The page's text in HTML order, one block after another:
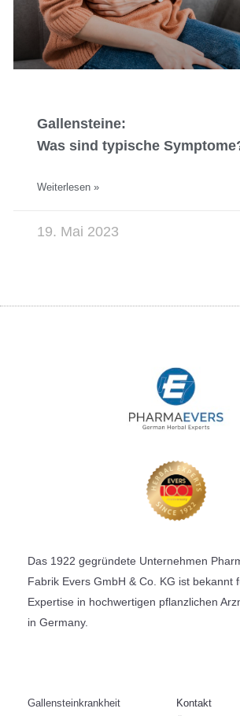
Gallensteine:
Was sind typische
Weiterlesen »
19. Mai 2023
Das 1922 gegründete Unternehmen
Fabrik Evers GmbH & Co. KG ist bekannt
Expertise in hochwertigen pflanzlichen
in Germany.
Gallensteinkrankheit Kontakt